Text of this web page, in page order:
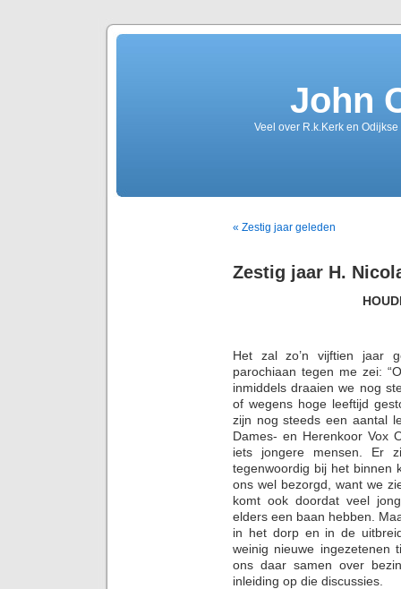
John
Veel over R.k.Kerk en
« Zestig jaar geleden
Zestig jaar H.
Het zal zo’n vijftien jaar
parochiaan tegen me zei:
inmiddels draaien we nog
of wegens hoge leeftijd
zijn nog steeds een aantal
Dames- en Herenkoor Vox
iets jongere mensen. Er
tegenwoordig bij het binnen
ons wel bezorgd, want we
komt ook doordat veel
elders een baan hebben.
in het dorp en in de
weinig nieuwe ingezetenen
ons daar samen over
inleiding op die discussies.